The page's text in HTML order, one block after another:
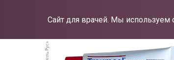
Сайт для врачей. Мы используем